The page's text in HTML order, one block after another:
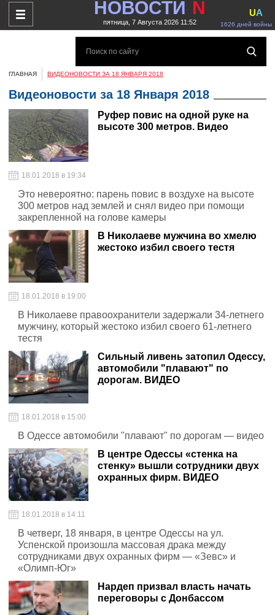
НОВОСТИ N
пятница, 7 Августа 2026 11:52 1626 дней войны
UA
ГЛАВНАЯ ВИДЕОНОВОСТИ ЗА 18 ЯНВАРЯ 2018
Видеоновости за 18 Января 2018
Руфер повис на одной руке на
высоте 300 метров. Видео
18.01.2018 в 19:34
Это невероятно: парень повис в воздухе на высоте
300 метров над землей и снял видео при помощи
закрепленной на голове камеры
В Николаеве мужчина во хмелю
жестоко избил своего тестя
18.01.2018 в 19:00
В Николаеве правоохранители задержали 34-летнего
мужчину, который жестоко избил своего 61-летнего
тестя
Сильный ливень затопил Одессу,
автомобили "плавают" по
дорогам. ВИДЕО
18.01.2018 в 15:00
В Одессе автомобили "плавают" по дорогам — видео
В центре Одессы «стенка на
стенку» вышли сотрудники двух
охранных фирм. ВИДЕО
18.01.2018 в 14:11
В четверг, 18 января, в центре Одессы на ул.
Успенской произошла массовая драка между
сотрудниками двух охранных фирм — «Зевс» и
«Олимп-Юг»
Нардеп призвал власть начать
переговоры с Донбассом